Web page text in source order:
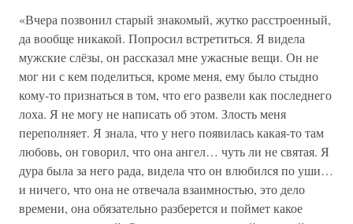
«Вчера позвонил старый знакомый, жутко расстроенный,
да вообще никакой. Попросил встретиться. Я видела
мужские слёзы, он рассказал мне ужасные вещи. Он не
мог ни с кем поделиться, кроме меня, ему было стыдно
кому-то признаться в том, что его развели как последнего
лоха. Я не могу не написать об этом. Злость меня
переполняет. Я знала, что у него появилась какая-то там
любовь, он говорил, что она ангел… чуть ли не святая. Я
дура была за него рада, видела что он влюбился по уши…
и ничего, что она не отвечала взаимностью, это дело
времени, она обязательно разберется и поймет какое